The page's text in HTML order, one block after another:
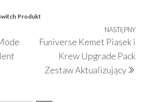
Produkt
NASTĘPNY
Funiverse Kemet Piasek i
Krew Upgrade Pack
Zestaw Aktualizujący